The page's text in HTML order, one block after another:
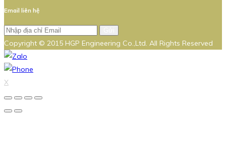
Email liên hệ
Copyright © 2015 HGP Engineering Co.,Ltd. All Rights Reserved
X